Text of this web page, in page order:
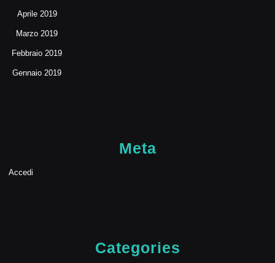
Aprile 2019
Marzo 2019
Febbraio 2019
Gennaio 2019
Meta
Accedi
Categories